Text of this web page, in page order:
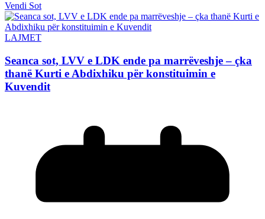
Vendi Sot
LAJMET
Seanca sot, LVV e LDK ende pa marrëveshje – çka
thanë Kurti e Abdixhiku për konstituimin e
Kuvendit